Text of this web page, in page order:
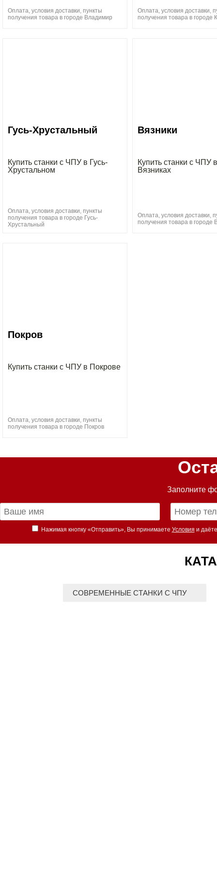
Оплата, условия доставки, пункты
получения товара в городе Владимир
Оплата, условия доставки,
получения товара в городе
Гусь-Хрустальный
Купить станки с ЧПУ в Гусь-
Хрустальном
Оплата, условия доставки, пункты
получения товара в городе Гусь-
Хрустальный
Вязники
Купить станки с ЧПУ в
Вязниках
Оплата, условия доставки,
получения товара в городе
Покров
Купить станки с ЧПУ в Покрове
Оплата, условия доставки, пункты
получения товара в городе Покров
Заполните
Нажимая кнопку «Отправить», Вы принимаете Условия и
СОВРЕМЕННЫЕ СТАНКИ С ЧПУ